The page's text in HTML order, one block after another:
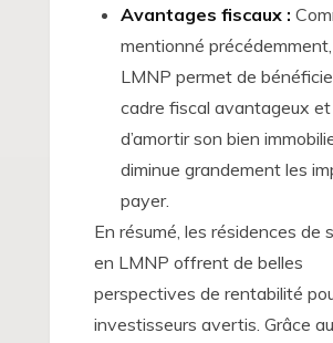
Avantages fiscaux :
mentionné
LMNP permet de
cadre fiscal avantageux et
d’amortir son bien
diminue grandement les
payer.
En résumé, les résidences de
en LMNP offrent de belles
perspectives de rentabilité
investisseurs avertis. Grâce